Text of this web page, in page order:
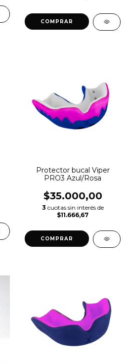
COMPRAR
Protector bucal Viper
PRO3 Azul/Rosa
$35.000,00
3 cuotas sin interés de
$11.666,67
COMPRAR